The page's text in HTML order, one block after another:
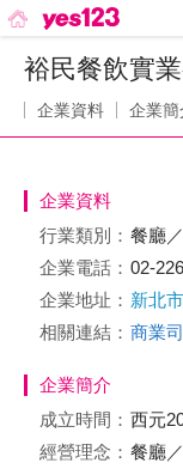
裕民餐飲實
企業資料 企業簡
企業資料
行業類別： 餐廳
企業電話： 02-
企業地址： 新北
相關連結： 商業
企業簡介
成立時間： 西元
經營理念： 餐廳